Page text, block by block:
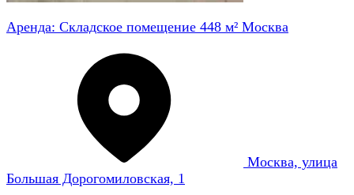
Аренда: Складское помещение 448 м² Москва
Москва, улица
Большая Дорогомиловская, 1